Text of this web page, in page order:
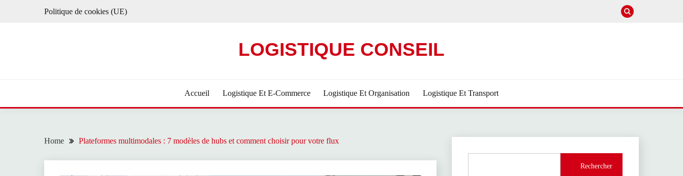
Politique de cookies (UE)
LOGISTIQUE CONSEIL
Accueil Logistique Et E-Commerce Logistique Et Organisation Logistique Et Transport
Home Plateformes multimodales : 7 modèles de hubs et comment choisir pour votre flux
Rechercher